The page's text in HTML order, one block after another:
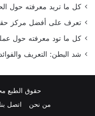
كل ما تريد معرفته حول
تعرف على أفضل مركز
كل ما تود معرفته حول
شد البطن: التعريف
حقوق الطبع
من نحن
اتصل بنا